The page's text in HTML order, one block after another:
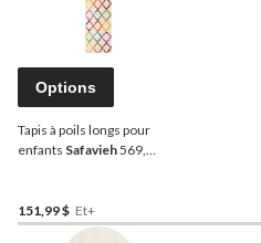
Options
Tapis à poils longs pour
enfants Safavieh569,
151,99 $ Et+